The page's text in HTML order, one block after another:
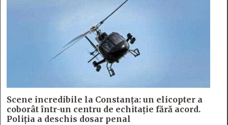
Scene incredibile la Constanța: un elicopter a
coborât într-un centru de echitație fără acord.
Poliția a deschis dosar penal